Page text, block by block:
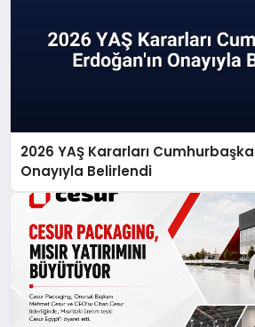
2026 YAŞ Kararları
Onayıyla Belirlendi